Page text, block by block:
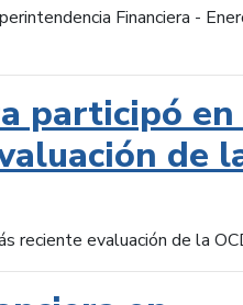
Financiera -
participó
de
reciente evaluación de la